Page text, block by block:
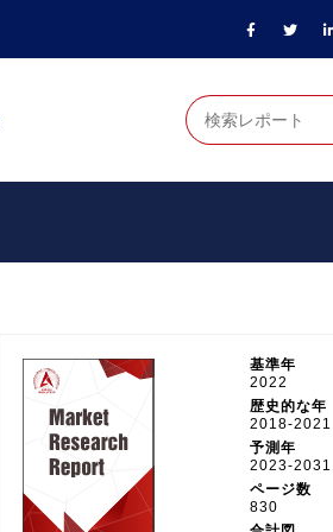
基準年
2022
歴史的な年
2018-2021
予測年
2023-2031
ページ数
830